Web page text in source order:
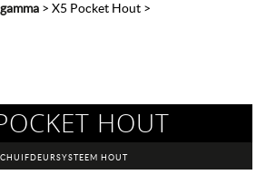
> X5 Pocket Hout >
HOUT
HOUT